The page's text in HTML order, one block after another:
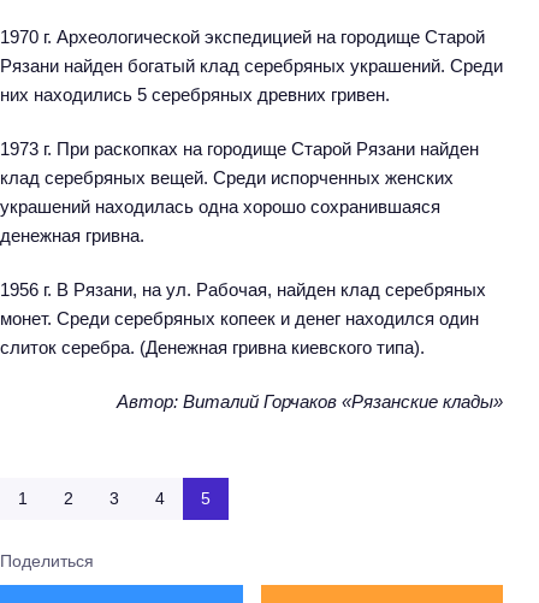
1970 г. Археологической экспедицией на городище Старой
Рязани найден богатый клад серебряных украшений. Среди
них находились 5 серебряных древних гривен.
1973 г. При раскопках на городище Старой Рязани найден
клад серебряных вещей. Среди испорченных женских
украшений находилась одна хорошо сохранившаяся
денежная гривна.
1956 г. В Рязани, на ул. Рабочая, найден клад серебряных
монет. Среди серебряных копеек и денег находился один
слиток серебра. (Денежная гривна киевского типа).
Автор: Виталий Горчаков «Рязанские клады»
1 2 3 4 5
Поделиться